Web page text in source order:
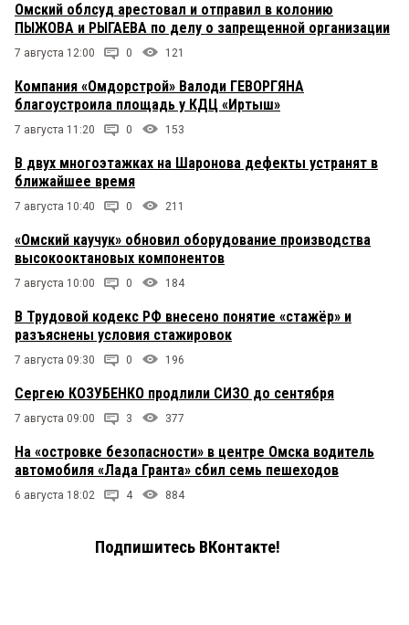
Омский облсуд арестовал и отправил в колонию
ПЫЖОВА и РЫГАЕВА по делу о запрещенной организации
7 августа 12:00 0 121
Компания «Омдорстрой» Валоди ГЕВОРГЯНА
благоустроила площадь у КДЦ «Иртыш»
7 августа 11:20 0 153
В двух многоэтажках на Шаронова дефекты устранят в
ближайшее время
7 августа 10:40 0 211
«Омский каучук» обновил оборудование производства
высокооктановых компонентов
7 августа 10:00 0 184
В Трудовой кодекс РФ внесено понятие «стажёр» и
разъяснены условия стажировок
7 августа 09:30 0 196
Сергею КОЗУБЕНКО продлили СИЗО до сентября
7 августа 09:00 3 377
На «островке безопасности» в центре Омска водитель
автомобиля «Лада Гранта» сбил семь пешеходов
6 августа 18:02 4 884
Подпишитесь ВКонтакте!